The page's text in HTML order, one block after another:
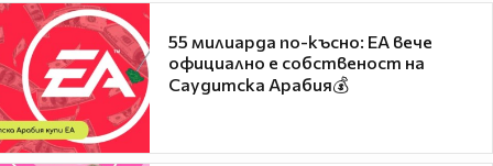
55 милиарда по-късно: EA вече
официално е собственост на
Саудитска Арабия💰